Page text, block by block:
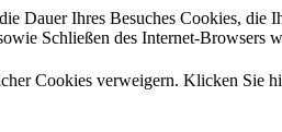
Dauer Ihres Besuches Cookies,
Schließen des Internet-Browsers
Cookies verweigern. Klicken Sie